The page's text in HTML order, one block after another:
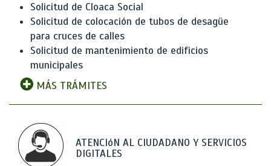
Solicitud de Cloaca Social
Solicitud de colocación de tubos de desagüe
para cruces de calles
Solicitud de mantenimiento de edificios
municipales
MÁS TRÁMITES
ATENCIóN AL CIUDADANO Y SERVICIOS
DIGITALES